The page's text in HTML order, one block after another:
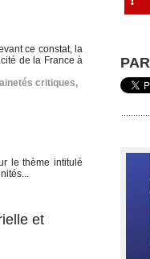
ce constat, la
de la France à
critiques,
le thème intitulé
et